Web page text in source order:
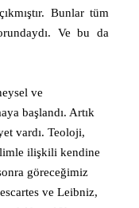
Bunlar tüm
Ve bu da
ve
başlandı. Artık
vardı. Teoloji,
ilişkili kendine
göreceğimiz
ve Leibniz,